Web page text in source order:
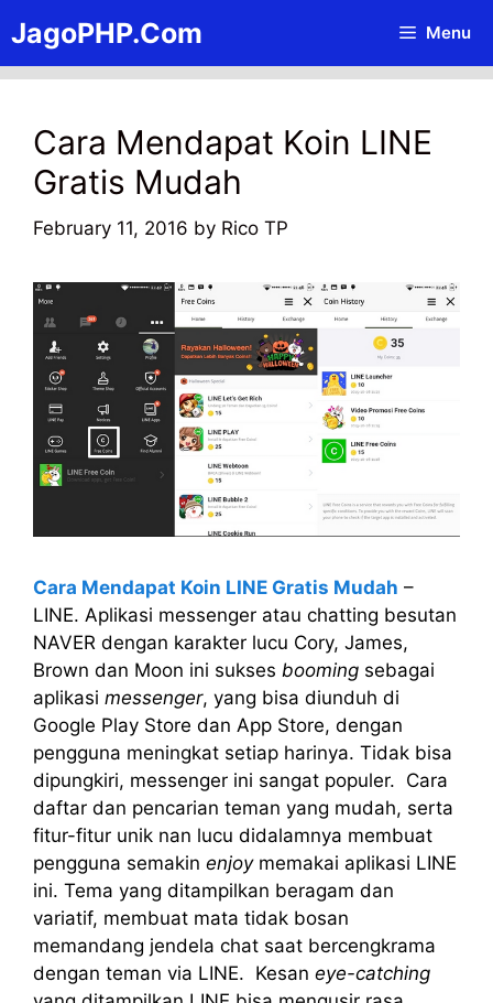
to
content
JagoPHP.Com Menu
Cara Mendapat Koin LINE
Gratis Mudah
February 11, 2016 by Rico TP
Cara Mendapat Koin LINE Gratis Mudah –
LINE. Aplikasi messenger atau chatting besutan
NAVER dengan karakter lucu Cory, James,
Brown dan Moon ini sukses booming sebagai
aplikasi messenger, yang bisa diunduh di
Google Play Store dan App Store, dengan
pengguna meningkat setiap harinya. Tidak bisa
dipungkiri, messenger ini sangat populer. Cara
daftar dan pencarian teman yang mudah, serta
fitur-fitur unik nan lucu didalamnya membuat
pengguna semakin enjoymemakai aplikasi LINE
ini. Tema yang ditampilkan beragam dan
variatif, membuat mata tidak bosan
memandang jendela chat saat bercengkrama
dengan teman via LINE. Kesan eye-catching